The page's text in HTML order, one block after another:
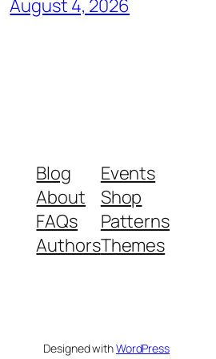
August 4, 2026
Blog
About
FAQs
Authors
Events
Shop
Patterns
Themes
Designed withWordPress